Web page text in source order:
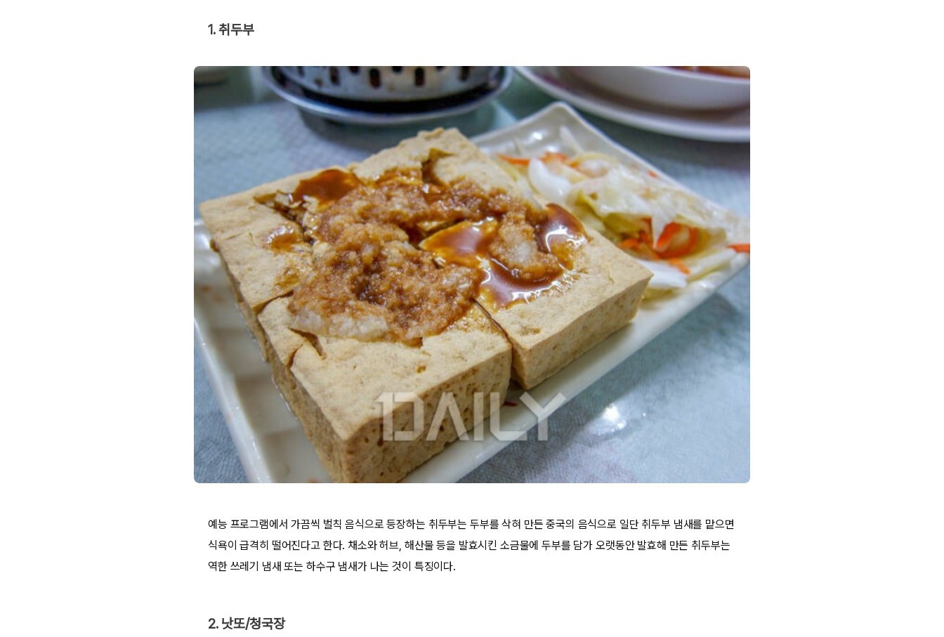
1. 취두부
예능 프로그램에서 가끔씩 벌칙 음식으로 등장하는 취두부는 두부를 삭혀 만든 중국의 음식으로 일단 취두부 냄새를 맡으면
식욕이 급격히 떨어진다고 한다. 채소와 허브, 해산물 등을 발효시킨 소금물에 두부를 담가 오랫동안 발효해 만든 취두부는
역한 쓰레기 냄새 또는 하수구 냄새가 나는 것이 특징이다.
2. 낫또/청국장